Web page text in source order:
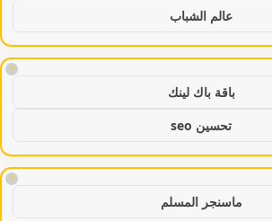
عالم الشباب
!
باقة باك لينك
تحسين seo
!
ماسنجر المسلم